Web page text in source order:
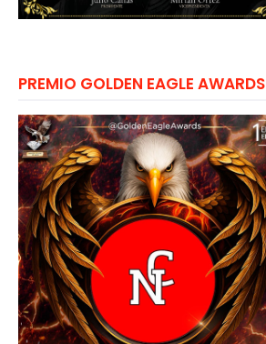
PREMIO GOLDEN EAGLE AWARDS